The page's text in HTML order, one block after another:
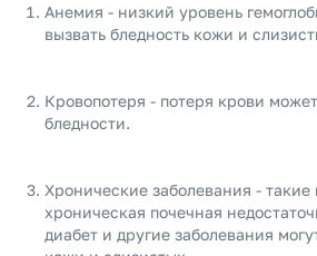
Анемия - низкий уровень
вызвать бледность кожи и
Кровопотеря - потеря крови
бледности.
Хронические заболевания - такие
хроническая почечная
диабет и другие заболевания